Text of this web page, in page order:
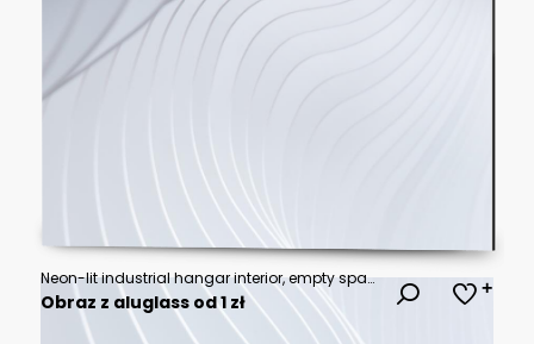
Neon-lit industrial hangar interior, empty space, potential for futuristic or technological settings, background suitable for product showcases or concept art
Obraz z aluglass od 1 zł